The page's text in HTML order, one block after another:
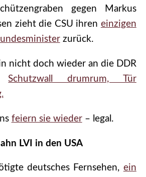
gegen Markus
zieht die CSU ihren einzigen
zurück.
nicht doch wieder an die DDR
Schutzwall drumrum, Tür
feiern sie wieder– legal.
LVI in den USA
deutsches Fernsehen, ein